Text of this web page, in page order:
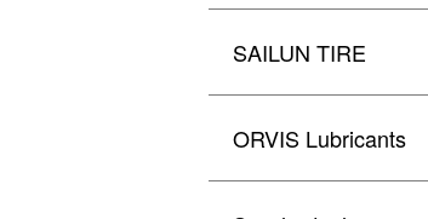
SAILUN TIRE
ORVIS Lubricants